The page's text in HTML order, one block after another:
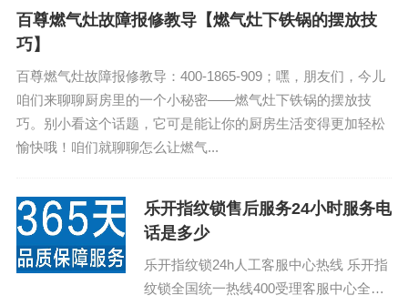
百尊燃气灶故障报修教导【燃气灶下铁锅的摆放技
巧】
百尊燃气灶故障报修教导：400-1865-909；嘿，朋友们，今儿
咱们来聊聊厨房里的一个小秘密——燃气灶下铁锅的摆放技
巧。别小看这个话题，它可是能让你的厨房生活变得更加轻松
愉快哦！咱们就聊聊怎么让燃气...
乐开指纹锁售后服务24小时服务电
话是多少
乐开指纹锁24h人工客服中心热线 乐开指
纹锁全国统一热线400受理客服中心全